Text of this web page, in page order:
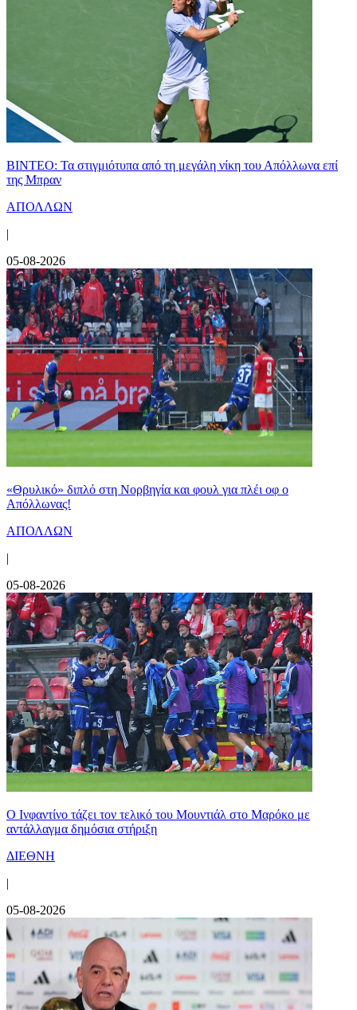
ΒΙΝΤΕΟ: Τα στιγμιότυπα από τη μεγάλη νίκη του Απόλλωνα επί
της Μπραν
ΑΠΟΛΛΩΝ
|
05-08-2026
«Θρυλικό» διπλό στη Νορβηγία και φουλ για πλέι οφ ο
Απόλλωνας!
ΑΠΟΛΛΩΝ
|
05-08-2026
Ο Ινφαντίνο τάζει τον τελικό του Μουντιάλ στο Μαρόκο με
αντάλλαγμα δημόσια στήριξη
ΔΙΕΘΝΗ
|
05-08-2026